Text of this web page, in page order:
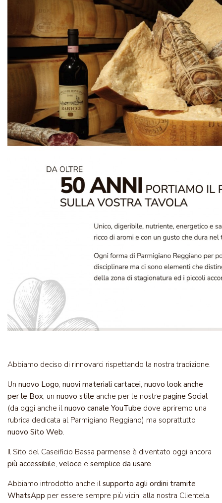
Abbiamo deciso di rinnovarci rispettando la nostra tradizione.
Un nuovo Logo, nuovi materiali cartacei, nuovo look anche
per le Box, un nuovo stile anche per le nostre pagine Social
(da oggi anche il nuovo canale YouTube dove apriremo una
rubrica dedicata al Parmigiano Reggiano) ma soprattutto
nuovo Sito Web.
Il Sito del Caseificio Bassa parmense è diventato oggi ancora
più accessibile, veloce e semplice da usare.
Abbiamo introdotto anche il supporto agli ordini tramite
WhatsApp per essere sempre più vicini alla nostra Clientela.